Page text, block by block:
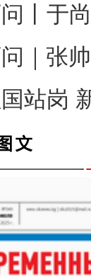
丨于
｜张
站岗